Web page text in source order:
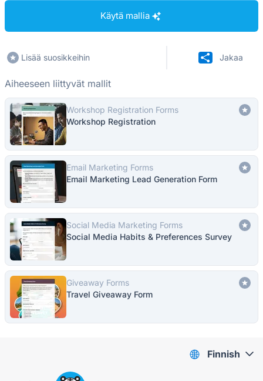
Käytä mallia
Lisää suosikkeihin Jakaa
Aiheeseen liittyvät mallit
Workshop Registration Forms
Workshop Registration
Email Marketing Forms
Email Marketing Lead Generation Form
Social Media Marketing Forms
Social Media Habits & Preferences Survey
Giveaway Forms
Travel Giveaway Form
Finnish